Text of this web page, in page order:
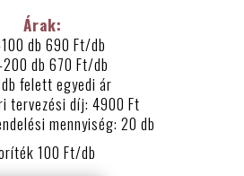
Árak:
db 690 Ft/db
200 db 670 Ft/db
felett egyedi ár
tervezési díj: 4900 Ft
mennyiség: 20 db
100 Ft/db